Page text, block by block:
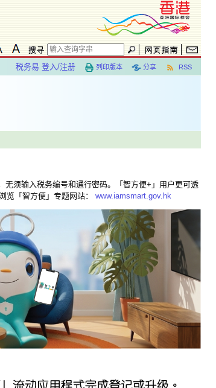
RSS
分享
列印版本
税务易 登入/注册
须输入税务编号和通行密码。「智方便+」用户更可透
览「智方便」专题网站： www.iamsmart.gov.hk